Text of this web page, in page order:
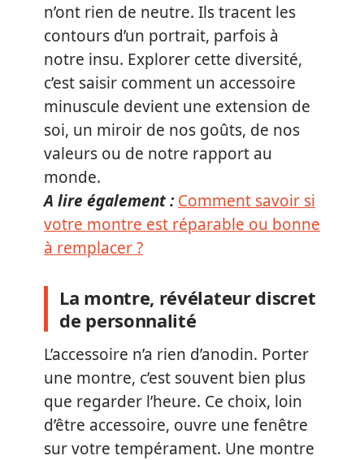
n’ont rien de neutre. Ils tracent les
contours d’un portrait, parfois à
notre insu. Explorer cette diversité,
c’est saisir comment un accessoire
minuscule devient une extension de
soi, un miroir de nos goûts, de nos
valeurs ou de notre rapport au
monde.
A lire également : Comment savoir si
votre montre est réparable ou bonne
à remplacer ?
La montre, révélateur discret
de personnalité
L’accessoire n’a rien d’anodin. Porter
une montre, c’est souvent bien plus
que regarder l’heure. Ce choix, loin
d’être accessoire, ouvre une fenêtre
sur votre tempérament. Une montre